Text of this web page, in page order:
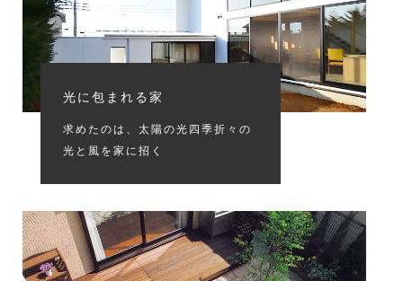
光に包まれる家
求めたのは、太陽の光四季折々の
光と風を家に招く